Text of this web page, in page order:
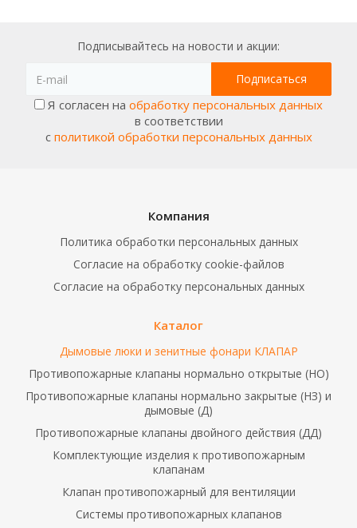
Подписывайтесь на новости и акции:
Я согласен на обработку персональных данных
в соответствии
с политикой обработки персональных данных
Компания
Политика обработки персональных данных
Согласие на обработку cookie-файлов
Согласие на обработку персональных данных
Каталог
Дымовые люки и зенитные фонари КЛАПАР
Противопожарные клапаны нормально открытые (НО)
Противопожарные клапаны нормально закрытые (НЗ) и
дымовые (Д)
Противопожарные клапаны двойного действия (ДД)
Комплектующие изделия к противопожарным
клапанам
Клапан противопожарный для вентиляции
Системы противопожарных клапанов